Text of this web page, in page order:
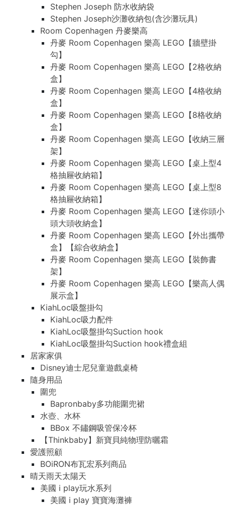
Stephen Joseph 防水收納袋
Stephen Joseph沙灘收納包(含沙灘玩具)
Room Copenhagen 丹麥樂高
丹麥 Room Copenhagen 樂高 LEGO【牆壁掛
勾】
丹麥 Room Copenhagen 樂高 LEGO【2格收納
盒】
丹麥 Room Copenhagen 樂高 LEGO【4格收納
盒】
丹麥 Room Copenhagen 樂高 LEGO【8格收納
盒】
丹麥 Room Copenhagen 樂高 LEGO【收納三層
架】
丹麥 Room Copenhagen 樂高 LEGO【桌上型4
格抽屜收納箱】
丹麥 Room Copenhagen 樂高 LEGO【桌上型8
格抽屜收納箱】
丹麥 Room Copenhagen 樂高 LEGO【迷你頭小
頭大頭收納盒】
丹麥 Room Copenhagen 樂高 LEGO【外出攜帶
盒】【綜合收納盒】
丹麥 Room Copenhagen 樂高 LEGO【裝飾書
架】
丹麥 Room Copenhagen 樂高 LEGO【樂高人偶
展示盒】
KiahLoc吸盤掛勾
KiahLoc吸力配件
KiahLoc吸盤掛勾Suction hook
KiahLoc吸盤掛勾Suction hook禮盒組
居家家俱
Disney迪士尼兒童遊戲桌椅
隨身用品
圍兜
Bapronbaby多功能圍兜裙
水壺、水杯
BBox 不鏽鋼吸管保冷杯
【Thinkbaby】新寶貝純物理防曬霜
愛護照顧
BOiRON布瓦宏系列商品
晴天雨天太陽天
美國 i play玩水系列
美國 i play 寶寶海灘褲